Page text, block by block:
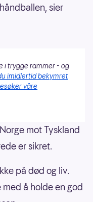
sier
i trygge rammer - og
imidlertid bekymret
våre
mot Tyskland
er sikret.
på død og liv.
å holde en god